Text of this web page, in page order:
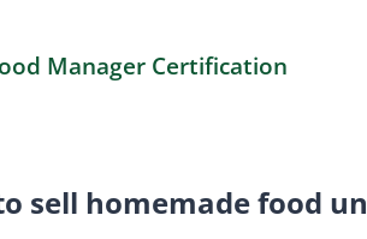
Manager Certification
sell homemade food